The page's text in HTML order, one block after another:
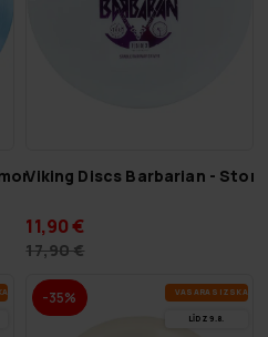
Viking Discs Barbarian -
11,90 €
17,90 €
-35% VA­SA­RAS IZ­SKA­ŅA
LĪDZ 9.8.